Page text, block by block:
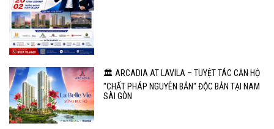
🏛️ ARCADIA AT LAVILA – TUYỆT TÁC CĂN HỘ
"CHẤT PHÁP NGUYÊN BẢN" ĐỘC BẢN TẠI NAM
SÀI GÒN